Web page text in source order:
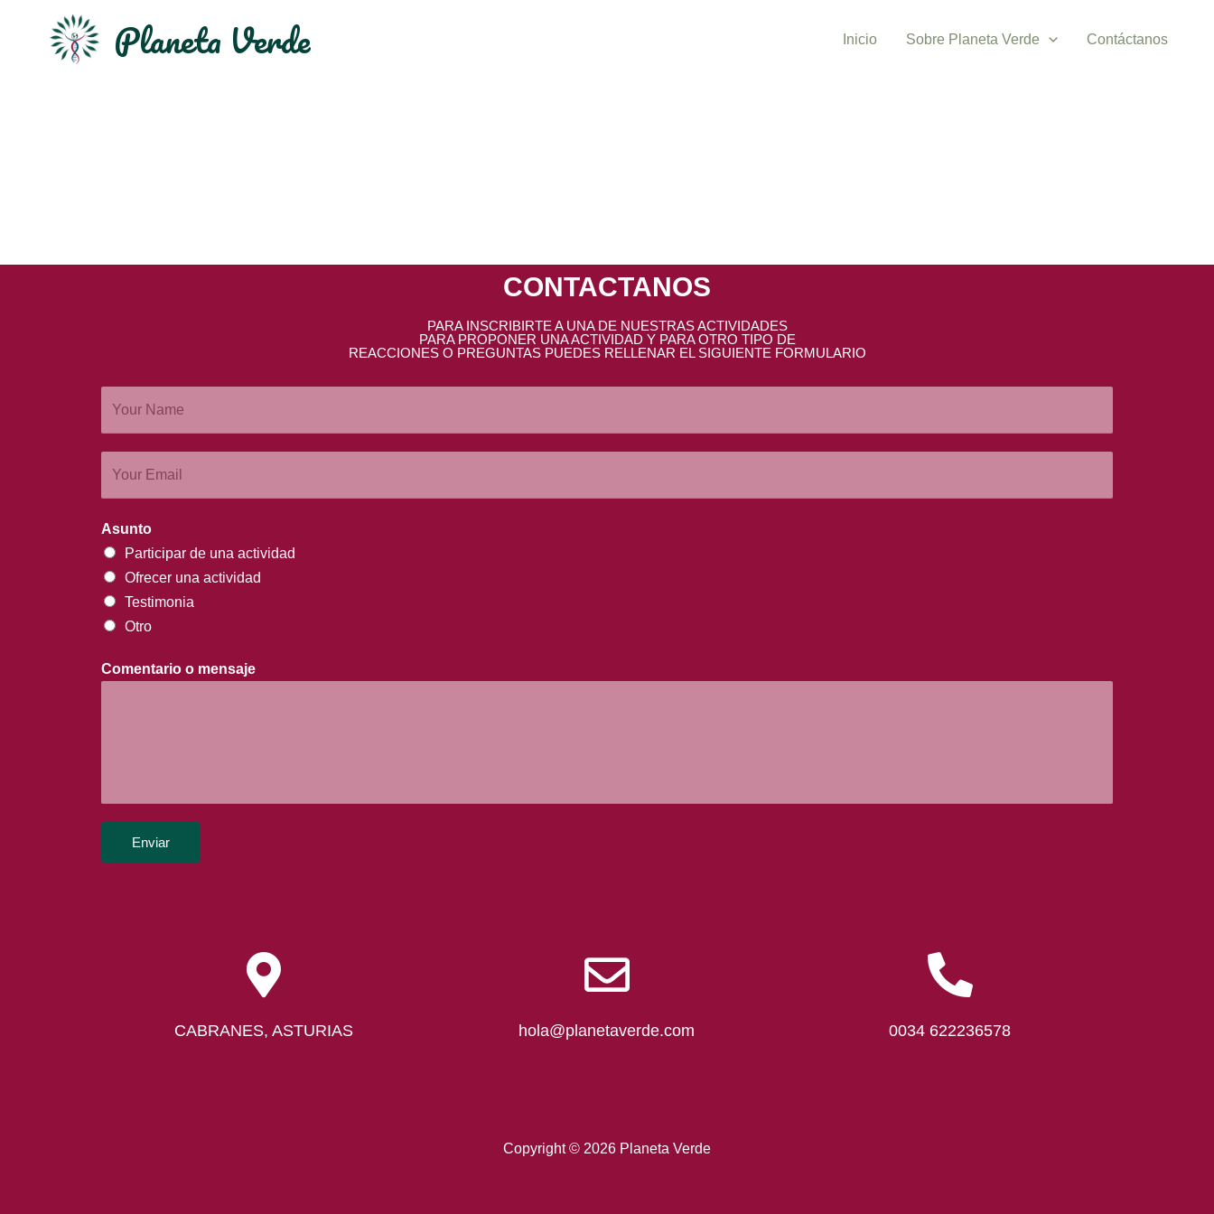
Planeta Verde Inicio Sobre Planeta Verde Contáctanos
CONTACTANOS
PARA INSCRIBIRTE A UNA DE NUESTRAS ACTIVIDADES
PARA PROPONER UNA ACTIVIDAD Y PARA OTRO TIPO DE
REACCIONES O PREGUNTAS PUEDES RELLENAR EL SIGUIENTE FORMULARIO
Asunto
Participar de una actividad
Ofrecer una actividad
Testimonia
Otro
Comentario o mensaje
Enviar
CABRANES, ASTURIAS hola@planetaverde.com 0034 622236578
Copyright © 2026 Planeta Verde